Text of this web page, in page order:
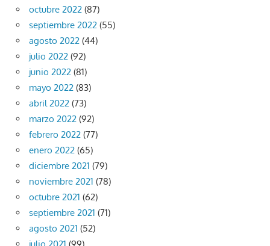
octubre 2022 (87)
septiembre 2022 (55)
agosto 2022 (44)
julio 2022 (92)
junio 2022 (81)
mayo 2022 (83)
abril 2022 (73)
marzo 2022 (92)
febrero 2022 (77)
enero 2022 (65)
diciembre 2021 (79)
noviembre 2021 (78)
octubre 2021 (62)
septiembre 2021 (71)
agosto 2021 (52)